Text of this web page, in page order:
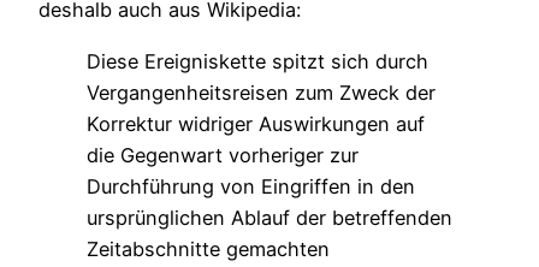
deshalb auch aus Wikipedia:
Diese Ereigniskette spitzt sich durch
Vergangenheitsreisen zum Zweck der
Korrektur widriger Auswirkungen auf
die Gegenwart vorheriger zur
Durchführung von Eingriffen in den
ursprünglichen Ablauf der betreffenden
Zeitabschnitte gemachten